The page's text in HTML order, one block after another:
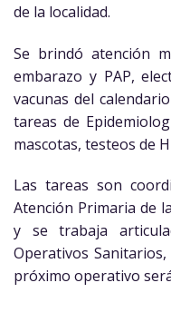
de la localidad.
Se brindó atención
embarazo y PAP,
vacunas del
tareas de
mascotas, testeos de
Las tareas son
Atención Primaria de
y se trabaja
Operativos
próximo operativo